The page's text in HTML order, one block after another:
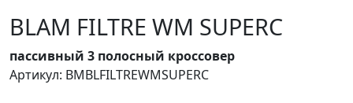
BLAM FILTRE WM SUPERC
пассивный 3 полосный кроссовер
Артикул: BMBLFILTREWMSUPERC